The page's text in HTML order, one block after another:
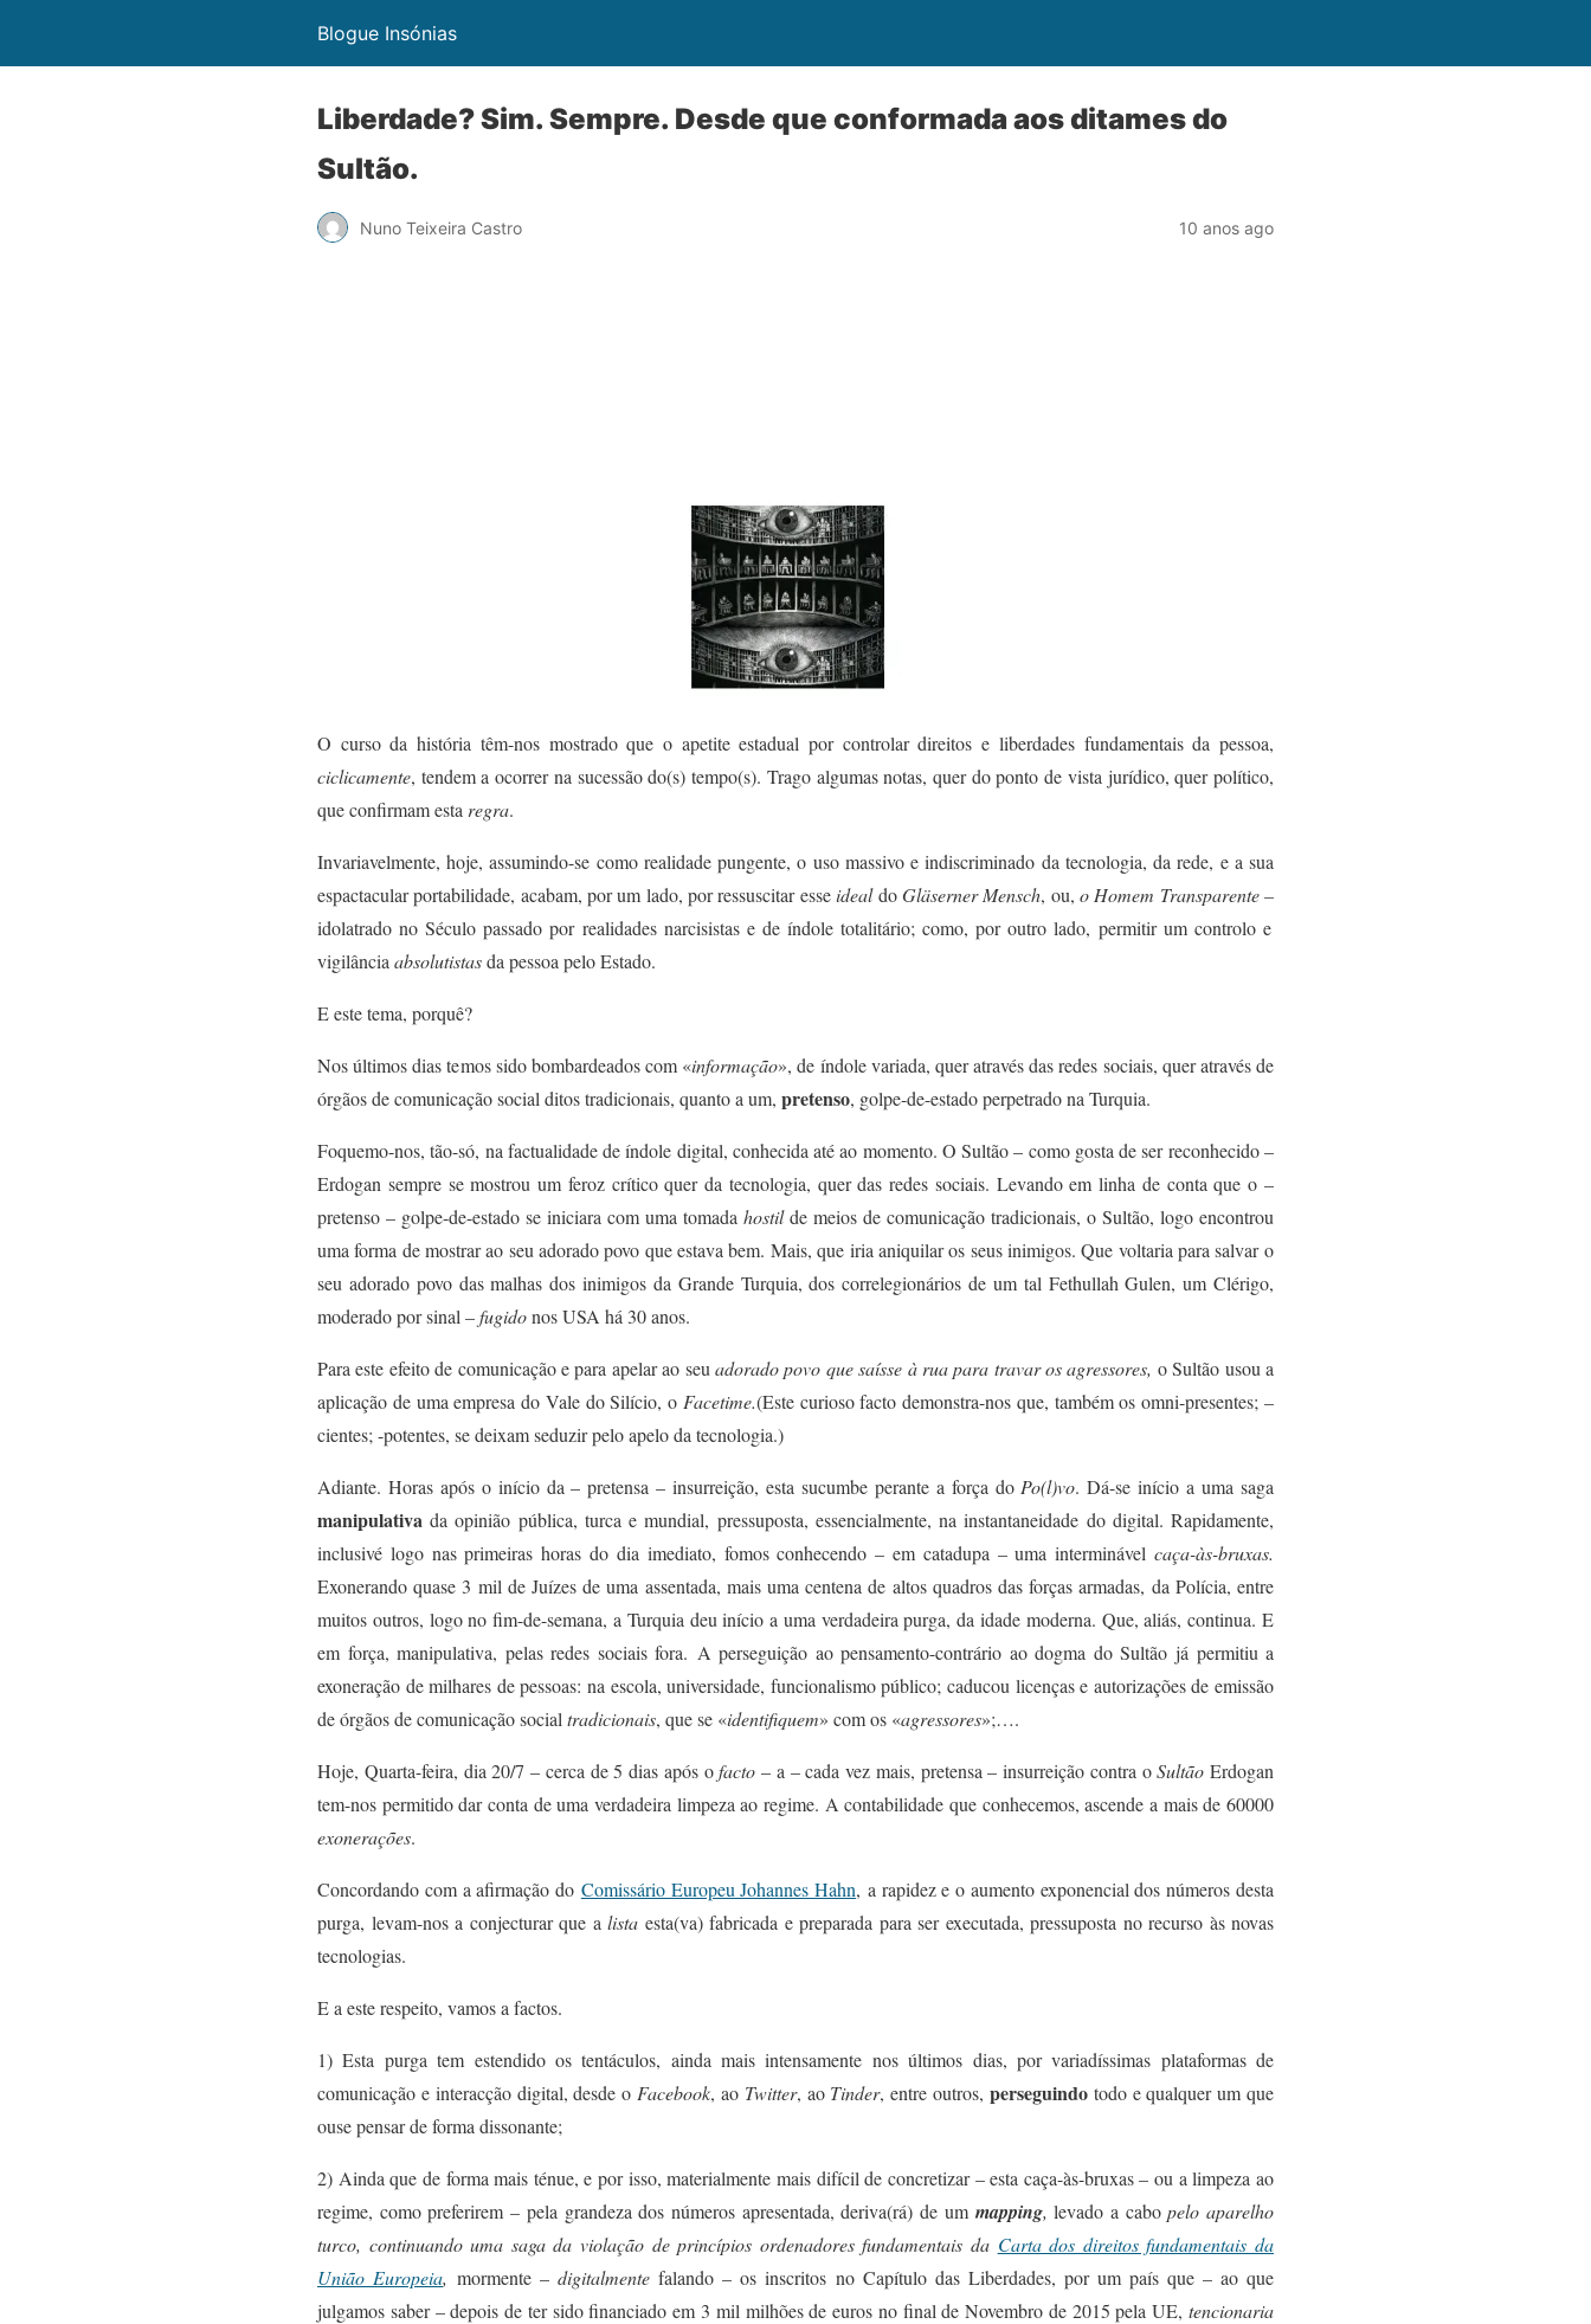
Blogue Insónias
Liberdade? Sim. Sempre. Desde que conformada aos ditames do
Sultão.
Nuno Teixeira Castro 10 anos ago
O curso da história têm-nos mostrado que o apetite estadual por controlar direitos e liberdades fundamentais da pessoa,
ciclicamente, tendem a ocorrer na sucessão do(s) tempo(s). Trago algumasnotas, quer do ponto de vista jurídico, quer político,
que confirmamesta regra.
Invariavelmente, hoje, assumindo-se como realidade pungente, o uso massivo e indiscriminado da tecnologia, da rede, e a sua
espactacular portabilidade, acabam, por um lado, por ressuscitar esse idealdo Gläserner Mensch, ou, o Homem Transparente –
idolatrado no Século passado por realidades narcisistas e de índole totalitário; como, por outro lado, permitir um controlo e
vigilância absolutistasda pessoa pelo Estado.
E este tema, porquê?
Nos últimos dias temos sido bombardeados com «informação», de índole variada, quer através das redes sociais, quer através de
órgãos de comunicação social ditos tradicionais, quanto a um, pretenso, golpe-de-estado perpetrado na Turquia.
Foquemo-nos, tão-só, na factualidade de índole digital, conhecida até ao momento. O Sultão – como gosta de ser reconhecido –
Erdogan sempre se mostrou um feroz crítico quer da tecnologia, quer das redes sociais. Levando em linha de conta que o –
pretenso – golpe-de-estado se iniciara com uma tomada hostilde meios de comunicação tradicionais, o Sultão, logo encontrou
uma forma de mostrar ao seu adorado povo que estava bem. Mais, que iria aniquilar os seus inimigos. Que voltaria para salvar o
seu adorado povo das malhas dos inimigos da Grande Turquia, dos correlegionários de um tal Fethullah Gulen, um Clérigo,
moderado por sinal –fugidonos USA há 30 anos.
Paraeste efeito de comunicação e para apelar ao seu adorado povo que saísse à rua para travar os agressores, o Sultão usou a
aplicação de uma empresa do Vale do Silício, o Facetime.(Este curioso facto demonstra-nos que, também os omni-presentes; –
cientes; -potentes, se deixam seduzir pelo apelo da tecnologia.)
Adiante. Horas após o início da – pretensa – insurreição, esta sucumbe perante a força do Po(l)vo.Dá-se início a uma saga
manipulativa da opinião pública, turca emundial, pressuposta, essencialmente, na instantaneidade do digital.Rapidamente,
inclusivé logo nas primeiras horas do dia imediato, fomosconhecendo – em catadupa – uma interminável caça-às-bruxas.
Exonerando quase 3 mil de Juízesde uma assentada, mais uma centena de altos quadros das forças armadas, da Polícia, entre
muitos outros, logo no fim-de-semana, a Turquia deu início a uma verdadeira purga, da idade moderna. Que,aliás, continua.E
em força, manipulativa, pelas redes sociais fora. A perseguição ao pensamento-contrário ao dogma do Sultão já permitiu a
exoneração demilhares de pessoas: na escola, universidade, funcionalismo público; caducou licenças e autorizações de emissão
de órgãos de comunicação social tradicionais, que se «identifiquem» com os «agressores»;….
Hoje, Quarta-feira, dia 20/7 – cerca de 5 dias após ofacto – a – cada vez mais, pretensa – insurreição contra oSultão Erdogan
tem-nos permitido dar conta de uma verdadeira limpeza ao regime. A contabilidade que conhecemos, ascende a mais de 60000
exonerações.
Concordando com a afirmação do Comissário Europeu Johannes Hahn, a rapidez e o aumento exponencial dos números desta
purga, levam-nos a conjecturar que a lista esta(va) fabricada e preparada para ser executada, pressuposta norecurso às novas
tecnologias.
E a este respeito, vamos a factos.
1) Esta purga tem estendido os tentáculos, ainda maisintensamente nos últimos dias, por variadíssimas plataformas de
comunicação e interacção digital, desde o Facebook, ao Twitter, ao Tinder, entre outros, perseguindotodo e qualquer um que
ouse pensar de forma dissonante;
2) Ainda que de forma mais ténue, e por isso, materialmente mais difícil de concretizar – esta caça-às-bruxas –ou alimpeza ao
regime, como preferirem – pela grandeza dos números apresentada, deriva(rá) de um mapping,levado a cabo pelo aparelho
turco, continuandouma saga da violação deprincípios ordenadores fundamentais da Carta dos direitos fundamentais da
União Europeia,mormente –digitalmente falando – os inscritos no Capítulo das Liberdades, por um país que – ao que
julgamos saber – depois de ter sido financiado em 3 mil milhões de euros no final de Novembro de 2015 pela UE, tencionaria